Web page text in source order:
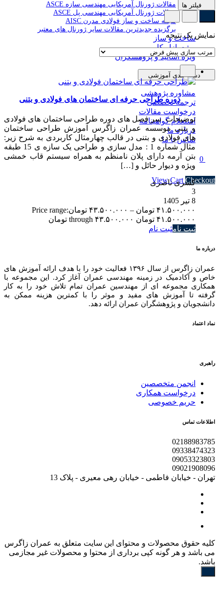
مقالات ژورنال آمریکایی مهندسی سازه ASCE
مقالات ژورنال آمریکایی مهندسی پل ASCE
مجله ساخت و ساز فولادی مدرن AISC
برگزیده جدیدترین مقالات سایر ژورنال های معتبر
ساخت و ساز
ویژه بازار کار
ویژه اساتید و پژوهشگران
دسته بندی آموزشی
مشاوره پژوهشی
ترجمه تخصصی
درخواست مقالات
استعلام گواهینامه
درباره ما
تماس با ما
0
Subtotal ۰ تومان
View Cart Checkout
فیلتر ها
نمایش یک نتیجه
دوره طراحی حرفه ای ساختمان های فولادی و بتنی
توضیحات سر فصل های دوره طراحی ساختمان های فولادی
و بتنی موسسه عمران زاگرس آموزش طراحی ساختمان
های فولادی و بتنی در قالب چهارمثال کاربردی به شرح زیر:
مثال شماره 1 : مدل سازی و طراحی یک سازه ی 15 طبقه
بتن آرمه دارای پلان نامنظم به همراه سیستم قاب خمشی
ویژه و دیوار حائل و […]
کسری ناصری
3
8 تیر 1405
۴۱.۵۰۰.۰۰۰ تومان – ۴۳.۵۰۰.۰۰۰ تومانPrice range:
۴۱.۵۰۰.۰۰۰ تومان through ۴۳.۵۰۰.۰۰۰ تومان
ثبت نامثبت نام
درباره ما
عمران زاگرس از سال ۱۳۹۶ فعالیت خود را با هدف ارائه آموزش های
خاص و آکادمیک در زمینه مهندسی عمران آغاز کرد. این مجموعه با
همکاری مجموعه ای از مهندسین عمران تمام تلاش خود را به کار
گرفته تا آموزش های مفید و موثر را با کمترین هزینه ممکن به
دانشجویان و پژوهشگران عمران ارائه دهد.
نماد اعتماد
راهبری
انجمن متخصصین
درخواست همکاری
حریم خصوصی
اطلاعات تماس
02188983785
09338474323
09053323803
09021908096
تهران - خیابان فاطمی - خیابان رهی معیری - پلاک 13
کليه حقوق محصولات و محتوای اين سایت متعلق به عمران زاگرس
می باشد و هر گونه کپی برداری از محتوا و محصولات غیر مجازمی
باشد.